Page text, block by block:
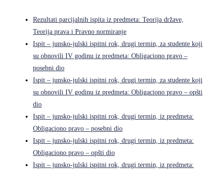
Rezultati parcijalnih ispita iz predmeta: Teorija države,
Teorija prava i Pravno normiranje
Ispit – junsko-julski ispitni rok, drugi termin, za studente koji
su obnovili IV godinu iz predmeta: Obligaciono pravo –
posebni dio
Ispit – junsko-julski ispitni rok, drugi termin, za studente koji
su obnovili IV godinu iz predmeta: Obligaciono pravo – opšti
dio
Ispit – junsko-julski ispitni rok, drugi termin, iz predmeta:
Obligaciono pravo – posebni dio
Ispit – junsko-julski ispitni rok, drugi termin, iz predmeta:
Obligaciono pravo – opšti dio
Ispit – junsko-julski ispitni rok, drugi termin, iz predmeta: